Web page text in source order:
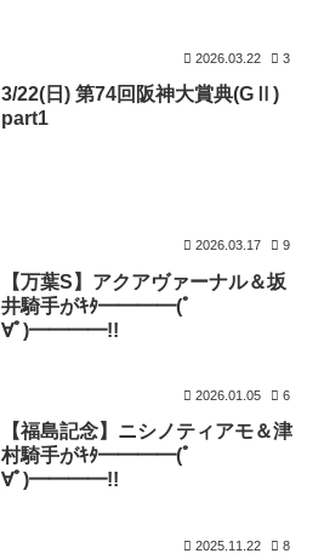
2026.03.22 3
3/22(日) 第74回阪神大賞典(GⅡ)
part1
2026.03.17 9
【万葉S】アクアヴァーナル＆坂
井騎手がｷﾀ━━━━(ﾟ
∀ﾟ)━━━━!!
2026.01.05 6
【福島記念】ニシノティアモ＆津
村騎手がｷﾀ━━━━(ﾟ
∀ﾟ)━━━━!!
2025.11.22 8